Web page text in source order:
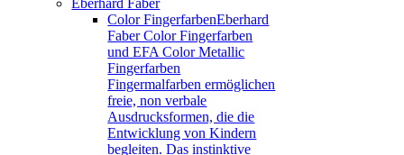
Eberhard Faber
Color FingerfarbenEberhard
Faber Color Fingerfarben
und EFA Color Metallic
Fingerfarben
Fingermalfarben ermöglichen
freie, non verbale
Ausdrucksformen, die die
Entwicklung von Kindern
begleiten. Das instinktive